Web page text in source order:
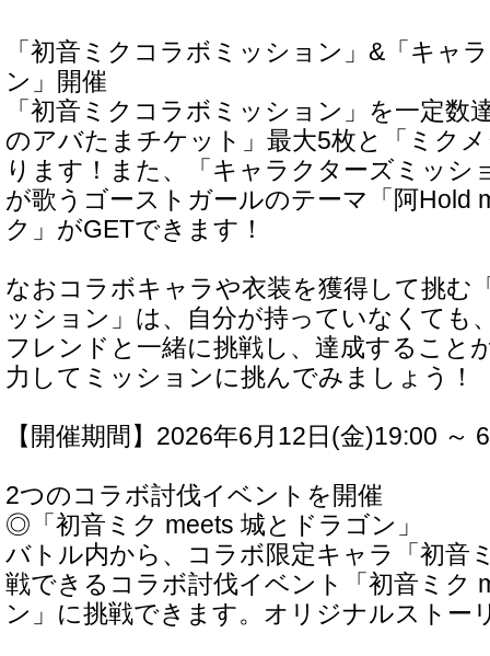
「初音ミクコラボミッション」&「キャ
ン」開催
「初音ミクコラボミッション」を一定数
のアバたまチケット」最大5枚と「ミク
ります！また、「キャラクターズミッシ
が歌うゴーストガールのテーマ「阿Hold
ク」がGETできます！
なおコラボキャラや衣装を獲得して挑む
ッション」は、自分が持っていなくても
フレンドと一緒に挑戦し、達成すること
力してミッションに挑んでみましょう！
【開催期間】2026年6月12日(金)19:00 ～
2つのコラボ討伐イベントを開催
◎「初音ミク meets 城とドラゴン」
バトル内から、コラボ限定キャラ「初音
戦できるコラボ討伐イベント「初音ミク
ン」に挑戦できます。オリジナルストー